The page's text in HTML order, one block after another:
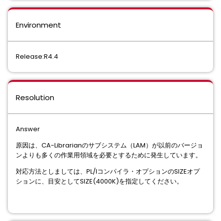
Environment
Release:R4.4
Resolution
Answer
原因は、CA-Librarianのサブシステム（LAM）が以前のバージョ
ンよりも多くの作業用領域を必要とするために発生しています。
対応方法としましては、PL/Iコンパイラ・オプションのSIZEオプ
ションに、目安としてSIZE(4000K)を指定してください。